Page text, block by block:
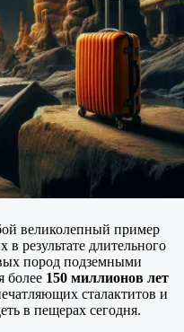
великолепный пример
результате длительного
пород подземными
более 150 миллионов лет
сталактитов и
в пещерах сегодня.